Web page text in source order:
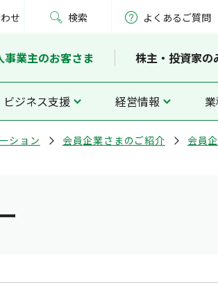
せ 検索 よくあるご質問
事業主のお客さま 株主・投資家の
ビジネス支援 経営情報
ション 会員企業さまのご紹介
会員